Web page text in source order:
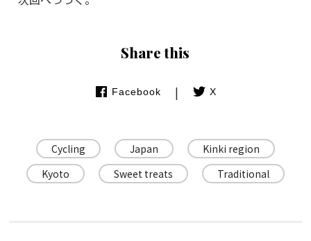
Share this
Facebook | X
Cycling Japan
Kinki region
Kyoto
Sweet treats Traditional